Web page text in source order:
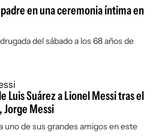
en una ceremonia íntima en
del sábado a los 68 años de
Luis Suárez a Lionel Messi tras el
Messi
uno de sus grandes amigos en este